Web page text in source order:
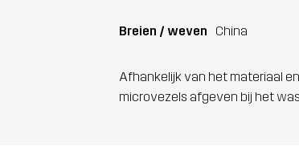
Breien / weven China
Afhankelijk van het materiaal
microvezels afgeven bij het